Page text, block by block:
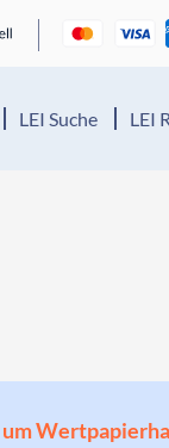
LEI Suche LEI